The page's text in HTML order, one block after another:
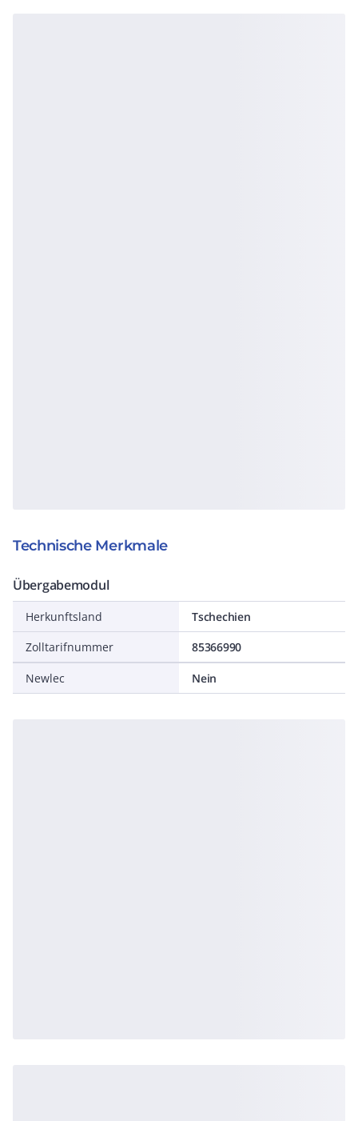
Technische Merkmale
Übergabemodul
Herkunftsland
Tschechien
Zolltarifnummer
85366990
Newlec Nein